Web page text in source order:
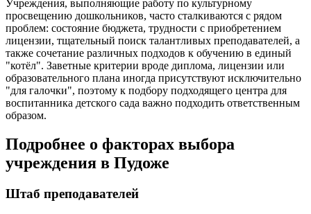
Учреждения, выполняющие работу по культурному
просвещению дошкольников, часто сталкиваются с рядом
проблем: состояние бюджета, трудности с приобретением
лицензии, тщательный поиск талантливых преподавателей, а
также сочетание различных подходов к обучению в единый
"котёл". Заветные критерии вроде диплома, лицензии или
образовательного плана иногда присутствуют исключительно
"для галочки", поэтому к подбору подходящего центра для
воспитанника детского сада важно подходить ответственным
образом.
Подробнее о факторах выбора
учреждения в Пудоже
Штаб преподавателей